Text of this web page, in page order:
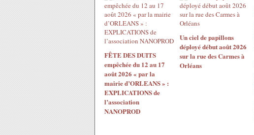
FÊTE DES DUITS
empêchée du 12 au 17
août 2026 « par la
mairie d’ORLEANS » :
EXPLICATIONS de
l’association
NANOPROD
Un ciel de papillons
déployé début août 2026
sur la rue des Carmes à
Orléans